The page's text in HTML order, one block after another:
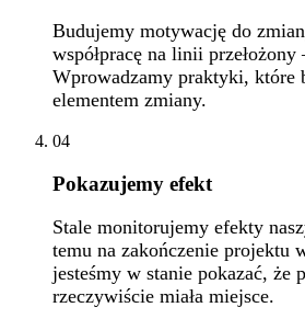
Budujemy motywację do
współpracę na linii przełożony
Wprowadzamy praktyki, które
elementem zmiany.
04
Pokazujemy efekt
Stale monitorujemy efekty
temu na zakończenie projektu
jesteśmy w stanie pokazać, że
rzeczywiście miała miejsce.